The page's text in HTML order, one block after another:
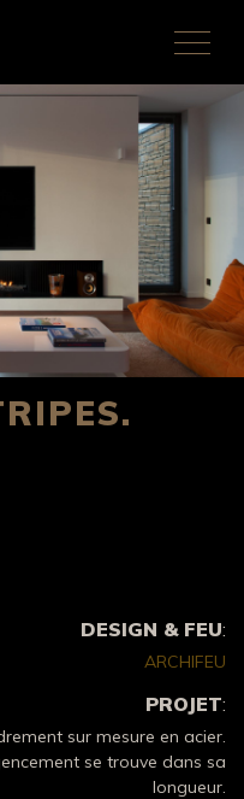
DESIGN & FEU:
ARCHIFEU
PROJET:
sur mesure en acier.
se trouve dans sa
longueur.